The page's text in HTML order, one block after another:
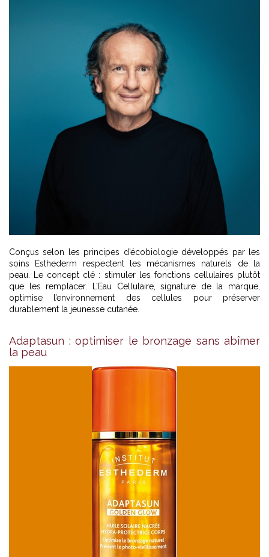
Conçus selon les principes d’écobiologie développés par les
soins Esthederm respectent les mécanismes naturels de la
peau. Le concept clé : stimuler les fonctions cellulaires plutôt
que les remplacer. L’Eau Cellulaire, signature de la marque,
optimise l’environnement des cellules pour préserver
durablement la jeunesse cutanée.
Adaptasun : optimiser le bronzage sans abîmer
la peau